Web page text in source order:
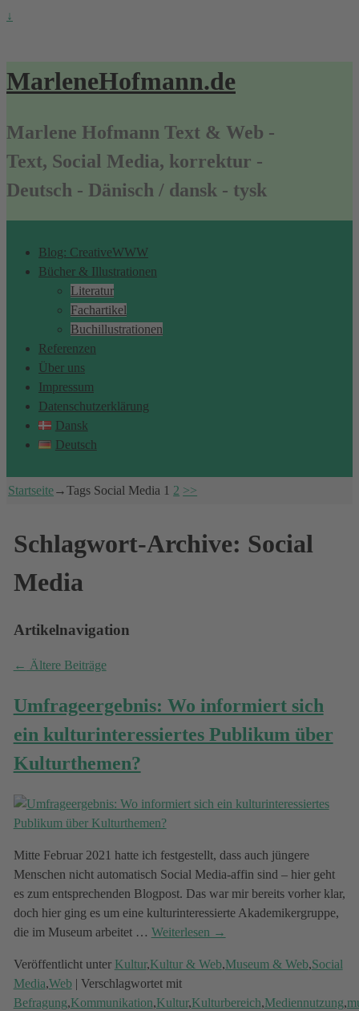
↓
MarleneHofmann.de
Marlene Hofmann Text & Web -
Text, Social Media, korrektur -
Deutsch - Dänisch / dansk - tysk
Blog: CreativeWWW
Bücher & Illustrationen
Literatur
Fachartikel
Buchillustrationen
Referenzen
Über uns
Impressum
Datenschutzerklärung
Dansk
Deutsch
Startseite→Tags Social Media 1 2 >>
Schlagwort-Archive: Social
Media
Artikelnavigation
← Ältere Beiträge
Umfrageergebnis: Wo informiert sich
ein kulturinteressiertes Publikum über
Kulturthemen?
Mitte Februar 2021 hatte ich festgestellt, dass auch jüngere
Menschen nicht automatisch Social Media-affin sind – hier geht
es zum entsprechenden Blogpost. Das war mir bereits vorher klar,
doch hier ging es um eine kulturinteressierte Akademikergruppe,
die im Museum arbeitet … Weiterlesen →
Veröffentlicht unter Kultur,Kultur & Web,Museum & Web,Social
Media,Web| Verschlagwortet mit
Befragung,Kommunikation,Kultur,Kulturbereich,Mediennutzung,